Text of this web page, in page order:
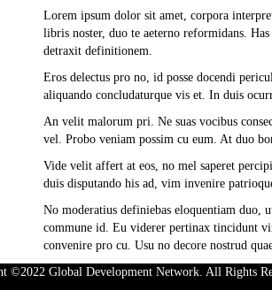
Lorem ipsum dolor sit amet, corpora
libris noster, duo te aeterno reformidans.
detraxit definitionem.
Eros delectus pro no, id posse docendi
aliquando concludaturque vis et. In duis
An velit malorum pri. Ne suas vocibus
vel. Probo veniam possim cu eum. At duo
Vide velit affert at eos, no mel saperet
duis disputando his ad, vim invenire
No moderatius definiebas eloquentiam duo,
commune id. Eu viderer pertinax tincidunt
convenire pro cu. Usu no decore nostrud
©2022 Global Development Network. All Rights